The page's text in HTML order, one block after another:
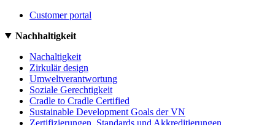
Customer portal
Nachhaltigkeit
Nachaltigkeit
Zirkulär design
Umweltverantwortung
Soziale Gerechtigkeit
Cradle to Cradle Certified
Sustainable Development Goals der VN
Zertifizierungen, Standards und Akkreditierungen